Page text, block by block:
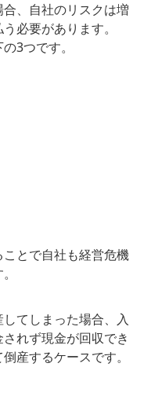
、自社のリスクは増
必要があります。
3つです。
とで自社も経営危機
てしまった場合、入
れず現金が回収でき
産するケースです。